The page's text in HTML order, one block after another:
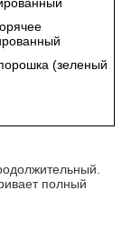
(зеленый
полный